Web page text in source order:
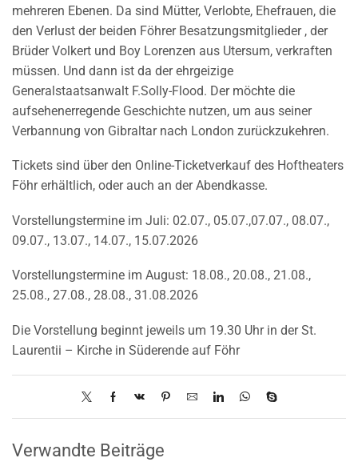
mehreren Ebenen. Da sind Mütter, Verlobte, Ehefrauen, die
den Verlust der beiden Föhrer Besatzungsmitglieder , der
Brüder Volkert und Boy Lorenzen aus Utersum, verkraften
müssen. Und dann ist da der ehrgeizige
Generalstaatsanwalt F.Solly-Flood. Der möchte die
aufsehenerregende Geschichte nutzen, um aus seiner
Verbannung von Gibraltar nach London zurückzukehren.
Tickets sind über den Online-Ticketverkauf des Hoftheaters
Föhr erhältlich, oder auch an der Abendkasse.
Vorstellungstermine im Juli: 02.07., 05.07.,07.07., 08.07.,
09.07., 13.07., 14.07., 15.07.2026
Vorstellungstermine im August: 18.08., 20.08., 21.08.,
25.08., 27.08., 28.08., 31.08.2026
Die Vorstellung beginnt jeweils um 19.30 Uhr in der St.
Laurentii – Kirche in Süderende auf Föhr
Verwandte Beiträge